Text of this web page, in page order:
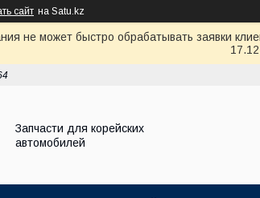
сайт на Satu.kz
не может быстро обрабатывать заявки
Запчасти для корейских
автомобилей